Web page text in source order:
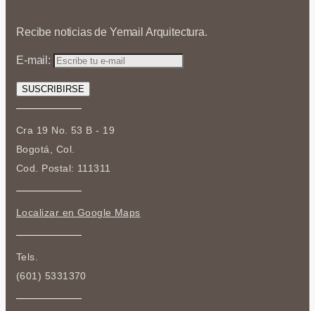
Recibe noticias de Yemail Arquitectura.
E-mail:
Cra 19 No. 53 B - 19
Bogotá, Col.
Cod. Postal: 111311
Localizar en Google Maps
Tels.
(601) 5331370